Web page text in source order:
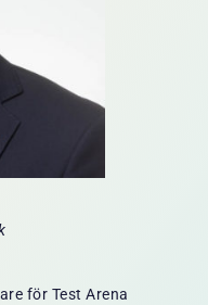
för Test Arena